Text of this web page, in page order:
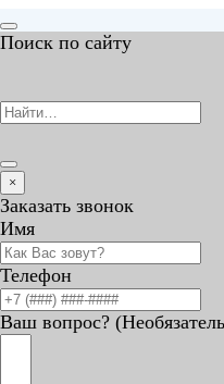
Поиск по сайту
for:
×
Заказать звонок
Имя
Телефон
Ваш вопрос?